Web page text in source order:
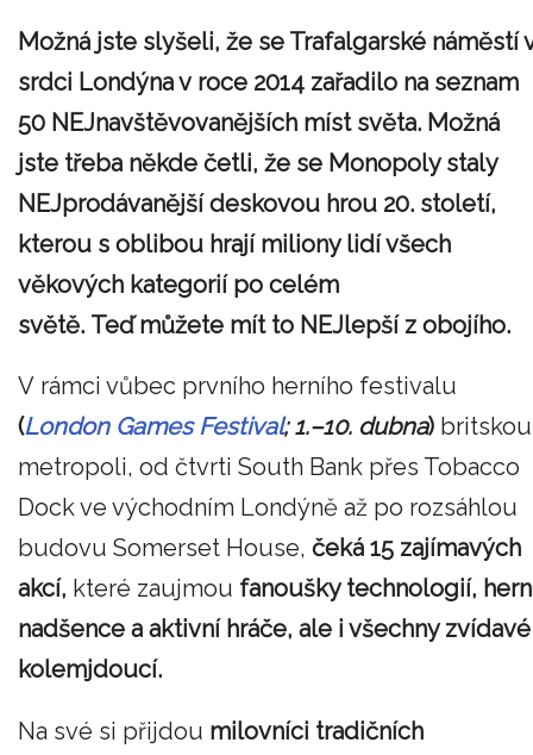
Možná jste slyšeli, že se Trafalgarské náměstí
srdci Londýna v roce 2014 zařadilo na seznam
50 NEJnavštěvovanějších míst světa. Možná
jste třeba někde četli, že se Monopoly staly
NEJprodávanější deskovou hrou 20. století,
kterou s oblibou hrají miliony lidí všech
věkových kategorií po celém
světě. Teď můžete mít to NEJlepší z obojího.
V rámci vůbec prvního herního festivalu
(London Games Festival; 1.–10. dubna) britskou
metropoli, od čtvrti South Bank přes Tobacco
Dock ve východním Londýně až po rozsáhlou
budovu Somerset House, čeká 15 zajímavých
akcí, které zaujmou fanoušky technologií,
nadšence a aktivní hráče, ale i všechny zvídavé
kolemjdoucí.
Na své si přijdou milovníci tradičních